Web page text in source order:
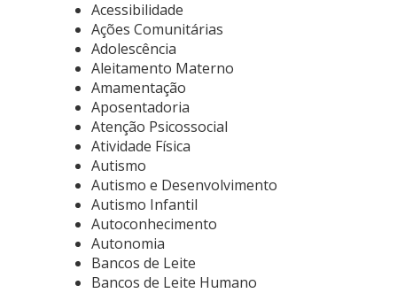
Acessibilidade
Ações Comunitárias
Adolescência
Aleitamento Materno
Amamentação
Aposentadoria
Atenção Psicossocial
Atividade Física
Autismo
Autismo e Desenvolvimento
Autismo Infantil
Autoconhecimento
Autonomia
Bancos de Leite
Bancos de Leite Humano